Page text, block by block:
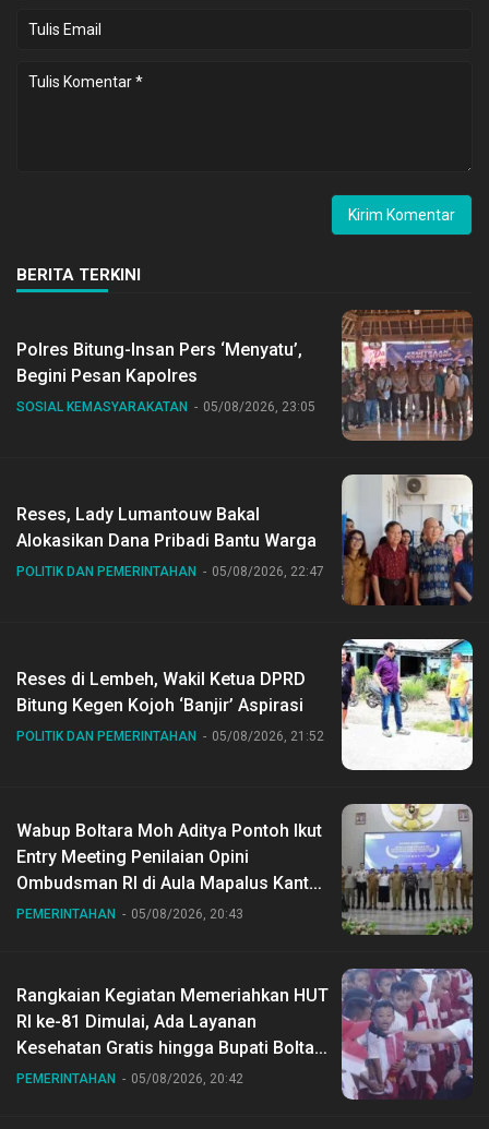
BERITA TERKINI
Polres Bitung-Insan Pers ‘Menyatu’,
Begini Pesan Kapolres
SOSIAL KEMASYARAKATAN 05/08/2026, 23:05
Reses, Lady Lumantouw Bakal
Alokasikan Dana Pribadi Bantu Warga
POLITIK DAN PEMERINTAHAN 05/08/2026, 22:47
Reses di Lembeh, Wakil Ketua DPRD
Bitung Kegen Kojoh ‘Banjir’ Aspirasi
POLITIK DAN PEMERINTAHAN 05/08/2026, 21:52
Wabup Boltara Moh Aditya Pontoh Ikut
Entry Meeting Penilaian Opini
Ombudsman RI di Aula Mapalus Kantur
Gubernur Sulut
PEMERINTAHAN 05/08/2026, 20:43
Rangkaian Kegiatan Memeriahkan HUT
RI ke-81 Dimulai, Ada Layanan
Kesehatan Gratis hingga Bupati Boltara
Dr Sirajudin Lasena Ikut Jalan Sehat
PEMERINTAHAN 05/08/2026, 20:42